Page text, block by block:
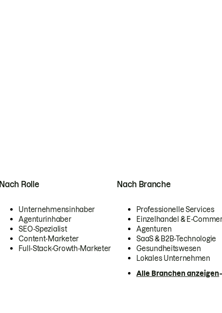
Nach Rolle
Unternehmensinhaber
Agenturinhaber
SEO-Spezialist
Content-Marketer
Full-Stack-Growth-Marketer
Nach Branche
Professionelle Services
Einzelhandel & E-
Agenturen
SaaS & B2B-Technologie
Gesundheitswesen
Lokales Unternehmen
Alle Branchen anzeigen